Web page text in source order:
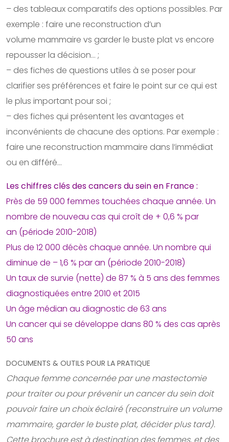
– des tableaux comparatifs des options possibles. Par
exemple : faire une reconstruction d’un
volume mammaire vs garder le buste plat vs encore
repousser la décision… ;
– des fiches de questions utiles à se poser pour
clarifier ses préférences et faire le point sur ce qui est
le plus important pour soi ;
– des fiches qui présentent les avantages et
inconvénients de chacune des options. Par exemple :
faire une reconstruction mammaire dans l’immédiat
ou en différé…
Les chiffres clés des cancers du sein en France :
Près de 59 000 femmes touchées chaque année. Un
nombre de nouveau cas qui croît de + 0,6 % par
an (période 2010-2018)
Plus de 12 000 décès chaque année. Un nombre qui
diminue de – 1,6 % par an (période 2010-2018)
Un taux de survie (nette) de 87 % à 5 ans des femmes
diagnostiquées entre 2010 et 2015
Un âge médian au diagnostic de 63 ans
Un cancer qui se développe dans 80 % des cas après
50 ans
DOCUMENTS & OUTILS POUR LA PRATIQUE
Chaque femme concernée par une mastectomie
pour traiter ou pour prévenir un cancer du sein doit
pouvoir faire un choix éclairé (reconstruire un volume
mammaire, garder le buste plat, décider plus tard).